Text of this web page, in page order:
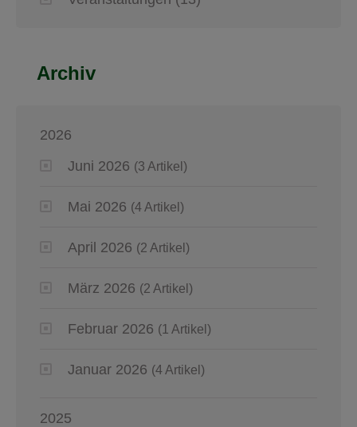
Archiv
2026
Juni 2026 (3 Artikel)
Mai 2026 (4 Artikel)
April 2026 (2 Artikel)
März 2026 (2 Artikel)
Februar 2026 (1 Artikel)
Januar 2026 (4 Artikel)
2025